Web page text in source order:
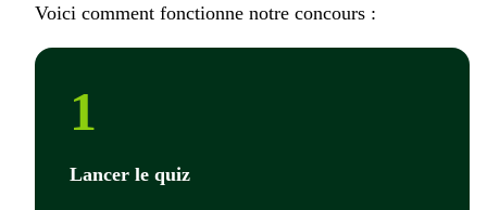
Voici comment fonctionne notre concours :
1
Lancer le quiz